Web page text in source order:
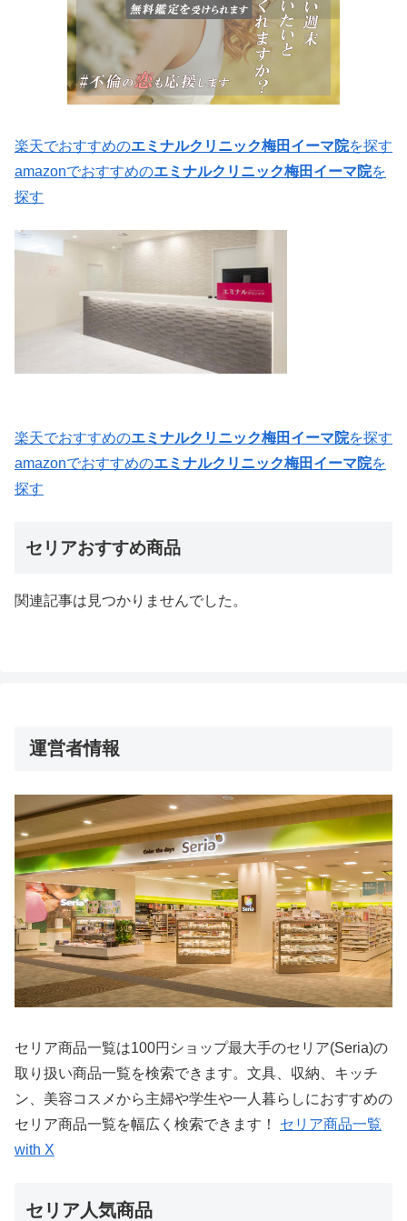
楽天でおすすめのエミナルクリニック梅田イーマ院を探す
amazonでおすすめのエミナルクリニック梅田イーマ院を
探す
楽天でおすすめのエミナルクリニック梅田イーマ院を探す
amazonでおすすめのエミナルクリニック梅田イーマ院を
探す
セリアおすすめ商品
関連記事は見つかりませんでした。
運営者情報
セリア商品一覧は100円ショップ最大手のセリア(Seria)の
取り扱い商品一覧を検索できます。文具、収納、キッチ
ン、美容コスメから主婦や学生や一人暮らしにおすすめの
セリア商品一覧を幅広く検索できます！ セリア商品一覧
with X
セリア人気商品